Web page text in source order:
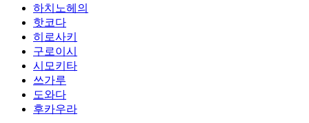
하치노헤의
핫코다
히로사키
구로이시
시모키타
쓰가루
도와다
후카우라